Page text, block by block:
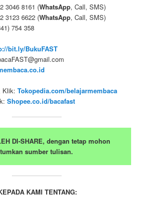
3046 8161 (WhatsApp, Call, SMS)
3123 6622 (WhatsApp, Call, SMS)
754 358
bit.ly/BukuFAST
Klik:Tokopedia.com/belajarmembaca
Shopee.co.id/bacafast
DI-SHARE, dengan tetap mohon
sumber tulisan.
KAMI TENTANG: